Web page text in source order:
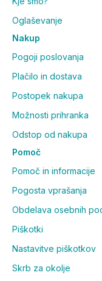
Oglaševanje
Nakup
Pogoji poslovanja
Plačilo in dostava
Postopek nakupa
Možnosti prihranka
Odstop od nakupa
Pomoč
Pomoč in informacije
Pogosta vprašanja
Obdelava osebnih
Piškotki
Nastavitve piškotkov
Skrb za okolje